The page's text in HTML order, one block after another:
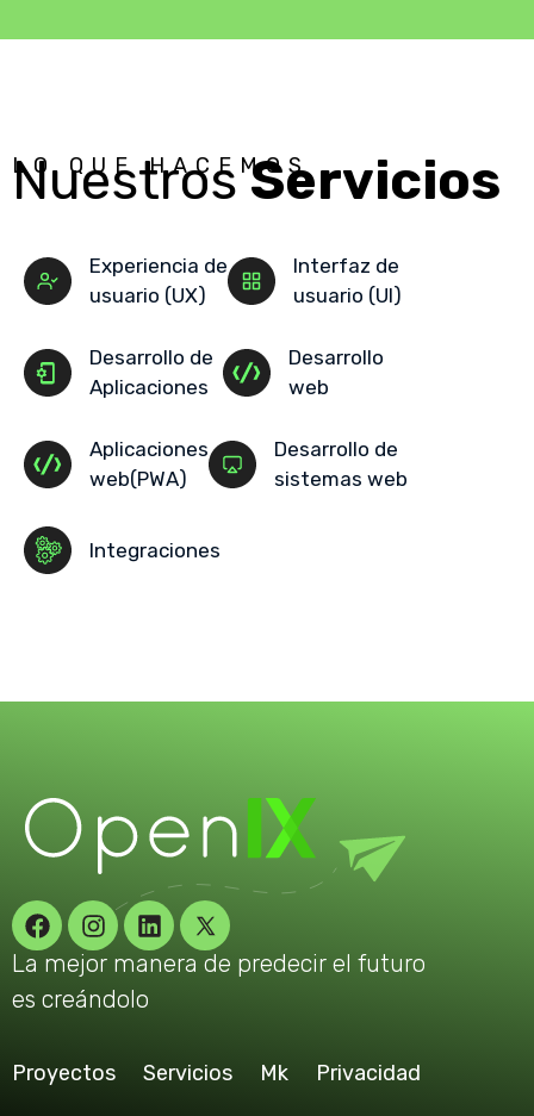
LO QUE HACEMOS
NuestrosServicios
Experiencia de
usuario (UX)
Interfaz de
usuario (UI)
Desarrollo de
Aplicaciones
Desarrollo
web
Aplicaciones
web(PWA)
Desarrollo de
sistemas web
Integraciones
La mejor manera de predecir el futuro
es creándolo
Proyectos Servicios Mk Privacidad